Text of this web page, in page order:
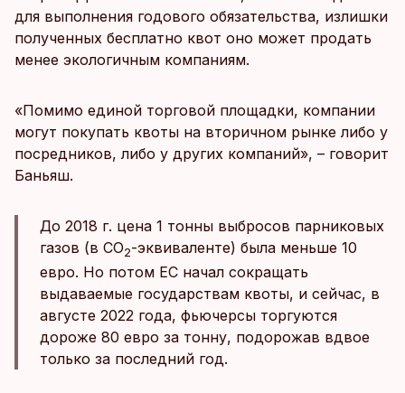
для выполнения годового обязательства, излишки
полученных бесплатно квот оно может продать
менее экологичным компаниям.
«Помимо единой торговой площадки, компании
могут покупать квоты на вторичном рынке либо у
посредников, либо у других компаний», – говорит
Баньяш.
До 2018 г. цена 1 тонны выбросов парниковых
газов (в СО2-эквиваленте) была меньше 10
евро. Но потом ЕС начал сокращать
выдаваемые государствам квоты, и сейчас, в
августе 2022 года, фьючерсы торгуются
дороже 80 евро за тонну, подорожав вдвое
только за последний год.